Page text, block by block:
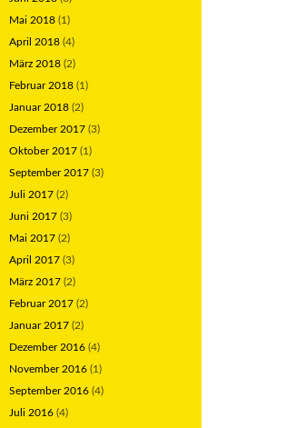
Mai 2018 (1)
April 2018 (4)
März 2018 (2)
Februar 2018 (1)
Januar 2018 (2)
Dezember 2017 (3)
Oktober 2017 (1)
September 2017 (3)
Juli 2017 (2)
Juni 2017 (3)
Mai 2017 (2)
April 2017 (3)
März 2017 (2)
Februar 2017 (2)
Januar 2017 (2)
Dezember 2016 (4)
November 2016 (1)
September 2016 (4)
Juli 2016 (4)